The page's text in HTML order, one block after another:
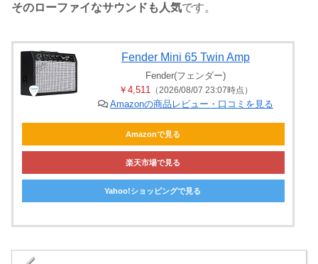
そのローファイなサウンドも人気です。
Fender Mini 65 Twin Amp
Fender(フェンダー)
￥4,511
（2026/08/07 23:07時点）
Amazonの商品レビュー・口コミを見る
Amazonで見る
楽天市場で見る
Yahoo!ショッピングで見る